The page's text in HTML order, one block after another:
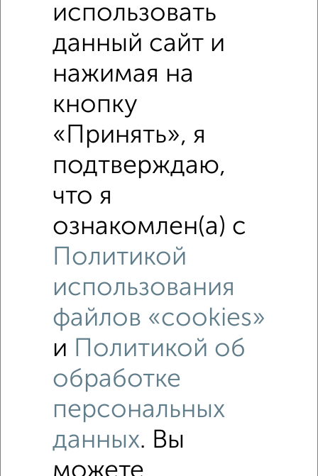
Похожие предложения рядом
Коттеджи недалеко от Советская площадь
Рядом, с меньшей ценой
Недалеко от Советская площадь с ценой ниже
Коттеджи
использовать
данный сайт и
нажимая на
кнопку
«Принять», я
подтверждаю,
что я
ознакомлен(а) с
Политикой
использования
файлов «cookies»
и Политикой об
обработке
персональных
данных. Вы